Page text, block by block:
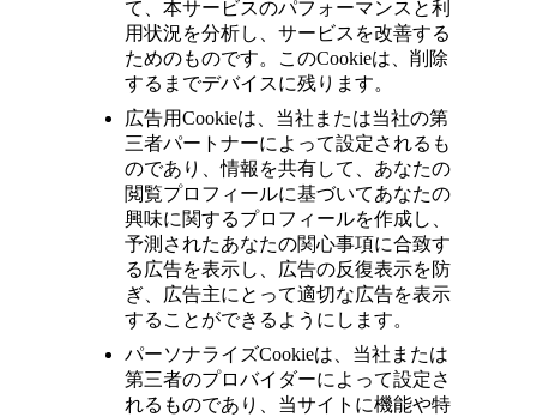
て、本サービスのパフォーマンスと利
用状況を分析し、サービスを改善する
ためのものです。このCookieは、削除
するまでデバイスに残ります。
広告用Cookieは、当社または当社の第
三者パートナーによって設定されるも
のであり、情報を共有して、あなたの
閲覧プロフィールに基づいてあなたの
興味に関するプロフィールを作成し、
予測されたあなたの関心事項に合致す
る広告を表示し、広告の反復表示を防
ぎ、広告主にとって適切な広告を表示
することができるようにします。
パーソナライズCookieは、当社または
第三者のプロバイダーによって設定さ
れるものであり、当サイトに機能や特